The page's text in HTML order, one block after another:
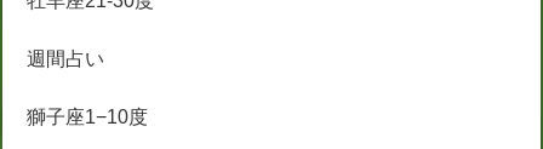
週間占い
獅子座1−10度